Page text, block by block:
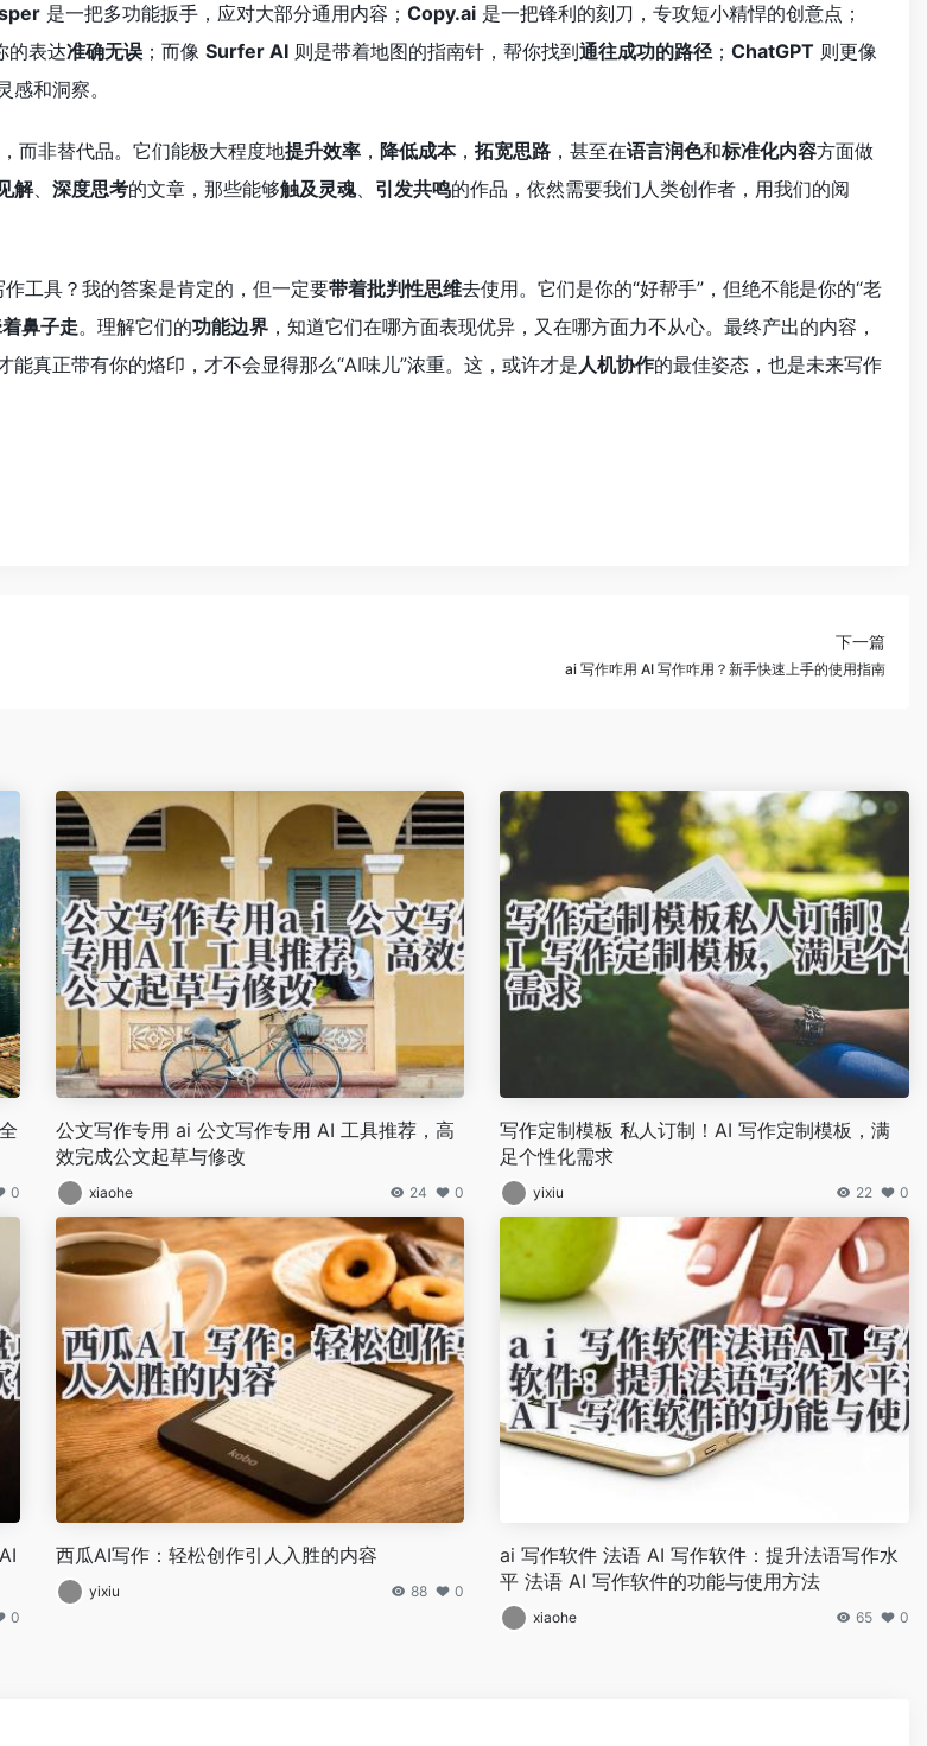
是一把多功能扳手，应对大部分通用内容； Copy.ai 是一把锋利的刻刀，专攻短小精悍的创意点；
的表达准确无误 ；而像 Surfer AI 则是带着地图的指南针，帮你找到通往成功的路径； ChatGPT 则更像
感和洞察。
，而非替代品。它们能极大程度地提升效率 ， 降低成本， 拓宽思路 ，甚至在语言润色和标准化内容方面做
解、 深度思考的文章，那些能够触及灵魂、 引发共鸣的作品，依然需要我们人类创作者，用我们的阅
工具？我的答案是肯定的，但一定要带着批判性思维去使用。它们是你的“好帮手”，但绝不能是你的“老
鼻子走。理解它们的功能边界 ，知道它们在哪方面表现优异，又在哪方面力不从心。最终产出的内容，
能真正带有你的烙印，才不会显得那么“AI味儿”浓重。这，或许才是人机协作的最佳姿态，也是未来写作
下一篇
ai 写作咋用 AI 写作咋用？新手快速上手的使用指南
0
公文写作专用 ai 公文写作专用 AI 工具推荐，高
效完成公文起草与修改
xiaohe 24 0
写作定制模板 私人订制！AI 写作定制模板，满
足个性化需求
yixiu 22 0
0
西瓜AI写作：轻松创作引人入胜的内容
yixiu 88 0
ai 写作软件 法语 AI 写作软件：提升法语写作水
平 法语 AI 写作软件的功能与使用方法
xiaohe 65 0